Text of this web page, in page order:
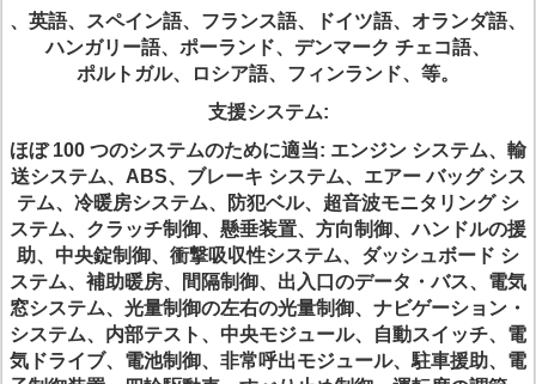
、英語、スペイン語、フランス語、ドイツ語、オランダ語、
ハンガリー語、ポーランド、デンマーク チェコ語、
ポルトガル、ロシア語、フィンランド、等。
支援システム:
ほぼ 100 つのシステムのために適当: エンジン システム、輸
送システム、ABS、ブレーキ システム、エアー バッグ シス
テム、冷暖房システム、防犯ベル、超音波モニタリング シ
ステム、クラッチ制御、懸垂装置、方向制御、ハンドルの援
助、中央錠制御、衝撃吸収性システム、ダッシュボード シ
ステム、補助暖房、間隔制御、出入口のデータ・バス、電気
窓システム、光量制御の左右の光量制御、ナビゲーション・
システム、内部テスト、中央モジュール、自動スイッチ、電
気ドライブ、電池制御、非常呼出モジュール、駐車援助、電